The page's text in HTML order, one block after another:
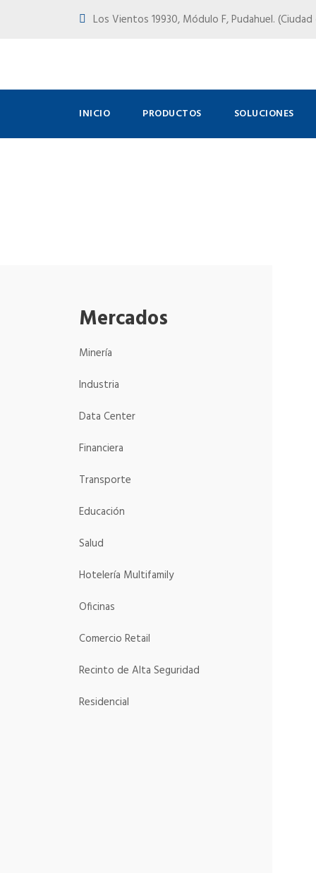
Los Vientos 19930, Módulo F, Pudahuel.
INICIO PRODUCTOS SOLUCIONES
Mercados
Minería
Industria
Data Center
Financiera
Transporte
Educación
Salud
Hotelería Multifamily
Oficinas
Comercio Retail
Recinto de Alta Seguridad
Residencial